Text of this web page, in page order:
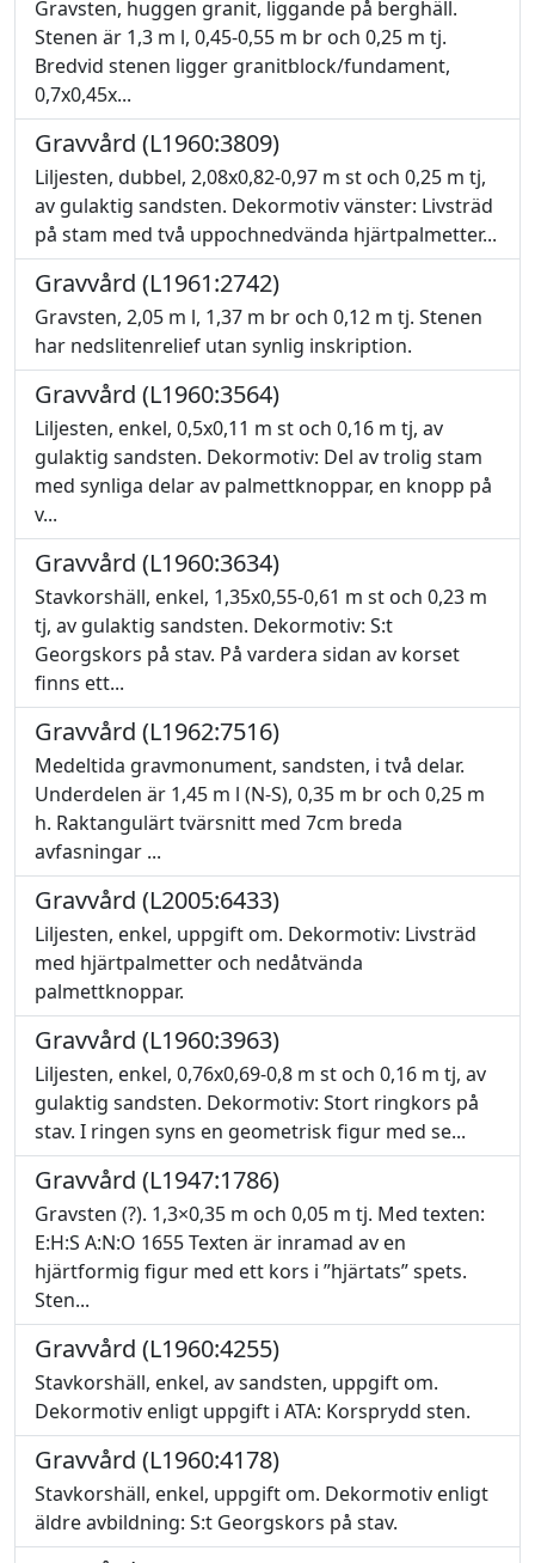
Gravsten, huggen granit, liggande på berghäll.
Stenen är 1,3 m l, 0,45-0,55 m br och 0,25 m tj.
Bredvid stenen ligger granitblock/fundament,
0,7x0,45x...
Gravvård (L1960:3809)
Liljesten, dubbel, 2,08x0,82-0,97 m st och 0,25 m tj,
av gulaktig sandsten. Dekormotiv vänster: Livsträd
på stam med två uppochnedvända hjärtpalmetter...
Gravvård (L1961:2742)
Gravsten, 2,05 m l, 1,37 m br och 0,12 m tj. Stenen
har nedslitenrelief utan synlig inskription.
Gravvård (L1960:3564)
Liljesten, enkel, 0,5x0,11 m st och 0,16 m tj, av
gulaktig sandsten. Dekormotiv: Del av trolig stam
med synliga delar av palmettknoppar, en knopp på
v...
Gravvård (L1960:3634)
Stavkorshäll, enkel, 1,35x0,55-0,61 m st och 0,23 m
tj, av gulaktig sandsten. Dekormotiv: S:t
Georgskors på stav. På vardera sidan av korset
finns ett...
Gravvård (L1962:7516)
Medeltida gravmonument, sandsten, i två delar.
Underdelen är 1,45 m l (N-S), 0,35 m br och 0,25 m
h. Raktangulärt tvärsnitt med 7cm breda
avfasningar ...
Gravvård (L2005:6433)
Liljesten, enkel, uppgift om. Dekormotiv: Livsträd
med hjärtpalmetter och nedåtvända
palmettknoppar.
Gravvård (L1960:3963)
Liljesten, enkel, 0,76x0,69-0,8 m st och 0,16 m tj, av
gulaktig sandsten. Dekormotiv: Stort ringkors på
stav. I ringen syns en geometrisk figur med se...
Gravvård (L1947:1786)
Gravsten (?). 1,3×0,35 m och 0,05 m tj. Med texten:
E:H:S A:N:O 1655 Texten är inramad av en
hjärtformig figur med ett kors i ”hjärtats” spets.
Sten...
Gravvård (L1960:4255)
Stavkorshäll, enkel, av sandsten, uppgift om.
Dekormotiv enligt uppgift i ATA: Korsprydd sten.
Gravvård (L1960:4178)
Stavkorshäll, enkel, uppgift om. Dekormotiv enligt
äldre avbildning: S:t Georgskors på stav.